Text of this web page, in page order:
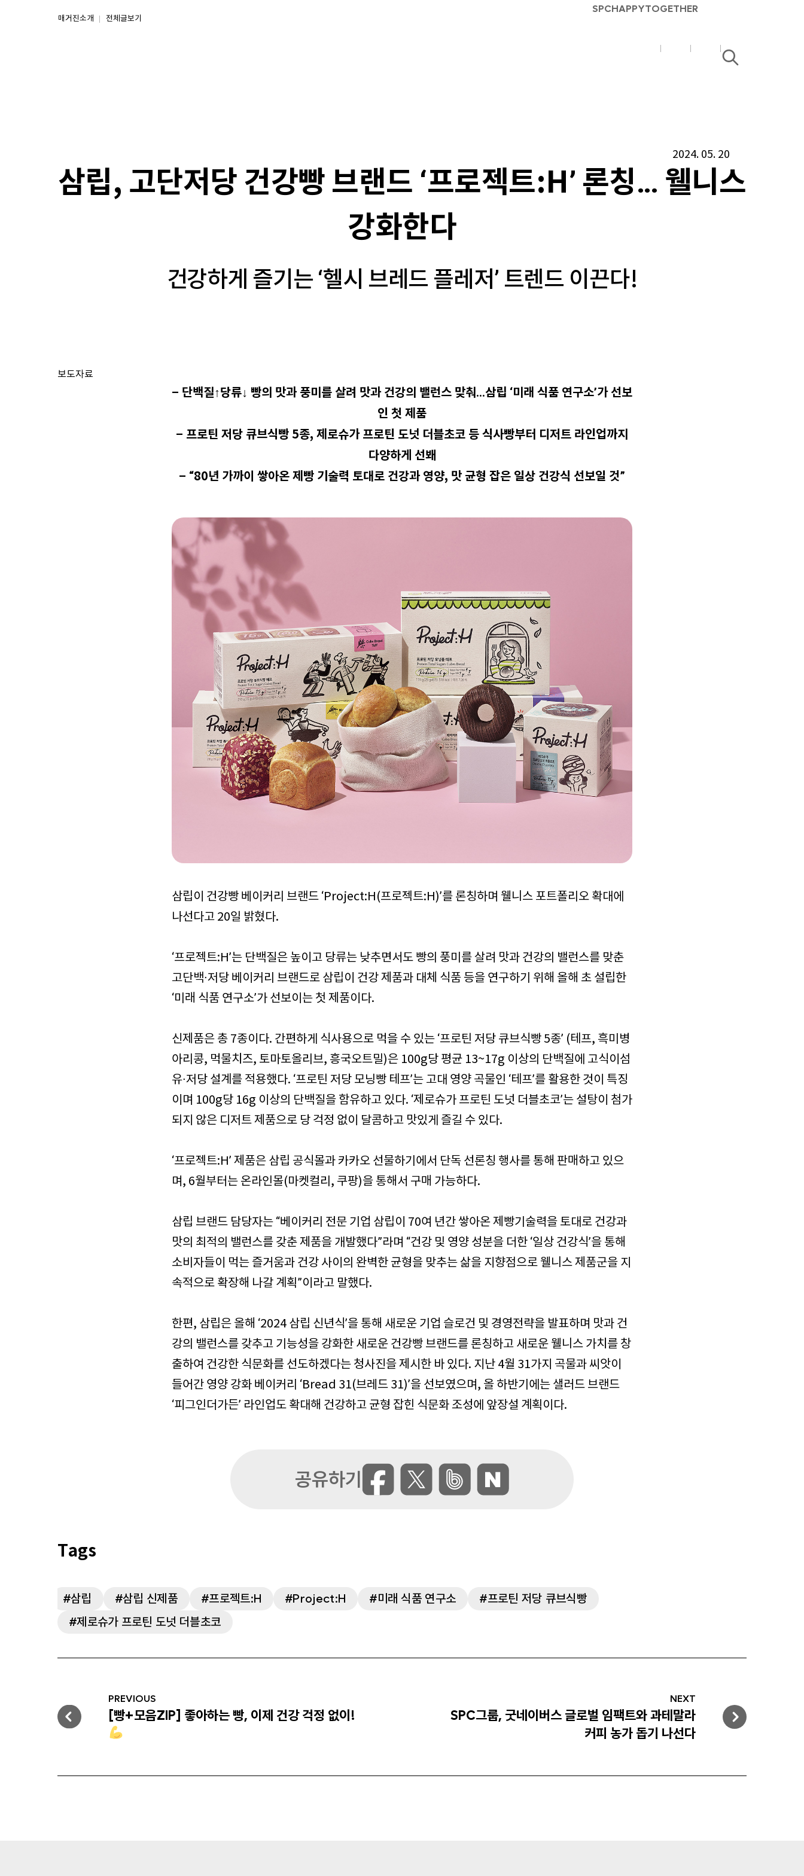
매거진소개 전체글보기
SPCHAPPYTOGETHER
SPC
브
SPC
그
검
2024. 05. 20
삼립, 고단저당 건강빵 브랜드 ‘프로젝트:H’ 론칭… 웰니스
강화한다
건강하게 즐기는 ‘헬시 브레드 플레저’ 트렌드 이끈다!
보도자료
– 단백질↑당류↓ 빵의 맛과 풍미를 살려 맛과 건강의 밸런스 맞춰…삼립 ‘미래 식품 연구소’가 선보
인 첫 제품
– 프로틴 저당 큐브식빵 5종, 제로슈가 프로틴 도넛 더블초코 등 식사빵부터 디저트 라인업까지
다양하게 선봬
– “80년 가까이 쌓아온 제빵 기술력 토대로 건강과 영양, 맛 균형 잡은 일상 건강식 선보일 것”
삼립이 건강빵 베이커리 브랜드 ‘Project:H(프로젝트:H)’를 론칭하며 웰니스 포트폴리오 확대에
나선다고 20일 밝혔다.
‘프로젝트:H’는 단백질은 높이고 당류는 낮추면서도 빵의 풍미를 살려 맛과 건강의 밸런스를 맞춘
고단백∙저당 베이커리 브랜드로 삼립이 건강 제품과 대체 식품 등을 연구하기 위해 올해 초 설립한
‘미래 식품 연구소’가 선보이는 첫 제품이다.
신제품은 총 7종이다. 간편하게 식사용으로 먹을 수 있는 ‘프로틴 저당 큐브식빵 5종’ (테프, 흑미병
아리콩, 먹물치즈, 토마토올리브, 흥국오트밀)은 100g당 평균 13~17g 이상의 단백질에 고식이섬
유∙저당 설계를 적용했다. ‘프로틴 저당 모닝빵 테프’는 고대 영양 곡물인 ‘테프’를 활용한 것이 특징
이며 100g당 16g 이상의 단백질을 함유하고 있다. ‘제로슈가 프로틴 도넛 더블초코’는 설탕이 첨가
되지 않은 디저트 제품으로 당 걱정 없이 달콤하고 맛있게 즐길 수 있다.
‘프로젝트:H’ 제품은 삼립 공식몰과 카카오 선물하기에서 단독 선론칭 행사를 통해 판매하고 있으
며, 6월부터는 온라인몰(마켓컬리, 쿠팡)을 통해서 구매 가능하다.
삼립 브랜드 담당자는 “베이커리 전문 기업 삼립이 70여 년간 쌓아온 제빵기술력을 토대로 건강과
맛의 최적의 밸런스를 갖춘 제품을 개발했다”라며 “건강 및 영양 성분을 더한 ‘일상 건강식’을 통해
소비자들이 먹는 즐거움과 건강 사이의 완벽한 균형을 맞추는 삶을 지향점으로 웰니스 제품군을 지
속적으로 확장해 나갈 계획”이라고 말했다.
한편, 삼립은 올해 ‘2024 삼립 신년식’을 통해 새로운 기업 슬로건 및 경영전략을 발표하며 맛과 건
강의 밸런스를 갖추고 기능성을 강화한 새로운 건강빵 브랜드를 론칭하고 새로운 웰니스 가치를 창
출하여 건강한 식문화를 선도하겠다는 청사진을 제시한 바 있다. 지난 4월 31가지 곡물과 씨앗이
들어간 영양 강화 베이커리 ‘Bread 31(브레드 31)’을 선보였으며, 올 하반기에는 샐러드 브랜드
‘피그인더가든’ 라인업도 확대해 건강하고 균형 잡힌 식문화 조성에 앞장설 계획이다.
삼립 삼립 신제품 프로젝트:H Project:H 미래 식품 연구소
프로틴 저당 큐브식빵
제로슈가 프로틴 도넛 더블초코
navigation
PREVIOUS
Previous
post:
[빵+모음ZIP] 좋아하는 빵, 이제 건강 걱정 없이!
NEXT
SPC그룹, 굿네이버스 글로벌 임팩트와 과테말라
커피 농가 돕기 나선다